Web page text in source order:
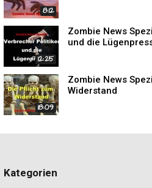
8:12
12:25
Zombie News
und die
18:09
Zombie News
Widerstand
Kategorien